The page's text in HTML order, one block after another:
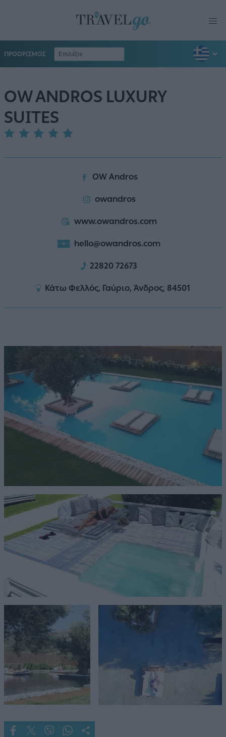
ΠΡΟΟΡΙΣΜΟΣ
OW ANDROS LUXURY
SUITES
OW Andros
owandros
www.owandros.com
hello@owandros.com
22820 72673
Κάτω Φελλός, Γαύριο, Άνδρος, 84501